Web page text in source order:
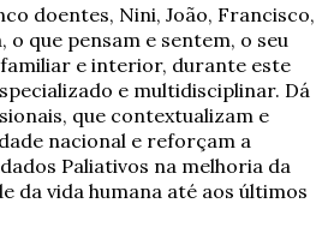
doentes, Nini, João, Francisco,
o que pensam e sentem, o seu
e interior, durante este
e multidisciplinar. Dá
que contextualizam e
nacional e reforçam a
Paliativos na melhoria da
da vida humana até aos últimos